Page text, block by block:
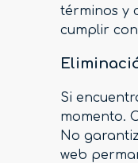
términos y
cumplir
Si
momento.
No
web